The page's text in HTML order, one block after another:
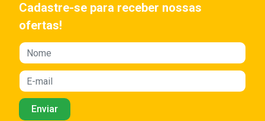
Cadastre-se para receber nossas
ofertas!